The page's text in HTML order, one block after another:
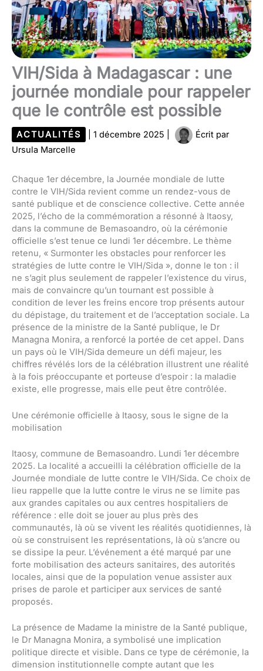
VIH/Sida à Madagascar : une
journée mondiale pour rappeler
que le contrôle est possible
ACTUALITÉS 1 décembre 2025
Écrit par
Ursula Marcelle
Chaque 1er décembre, la Journée mondiale de lutte
contre le VIH/Sida revient comme un rendez-vous de
santé publique et de conscience collective. Cette année
2025, l’écho de la commémoration a résonné à Itaosy,
dans la commune de Bemasoandro, où la cérémonie
officielle s’est tenue ce lundi 1er décembre. Le thème
retenu, « Surmonter les obstacles pour renforcer les
stratégies de lutte contre le VIH/Sida », donne le ton : il
ne s’agit plus seulement de rappeler l’existence du virus,
mais de convaincre qu’un tournant est possible à
condition de lever les freins encore trop présents autour
du dépistage, du traitement et de l’acceptation sociale. La
présence de la ministre de la Santé publique, le Dr
Managna Monira, a renforcé la portée de cet appel. Dans
un pays où le VIH/Sida demeure un défi majeur, les
chiffres révélés lors de la célébration illustrent une réalité
à la fois préoccupante et porteuse d’espoir : la maladie
existe, elle progresse, mais elle peut être contrôlée.
Une cérémonie officielle à Itaosy, sous le signe de la
mobilisation
Itaosy, commune de Bemasoandro. Lundi 1er décembre
2025. La localité a accueilli la célébration officielle de la
Journée mondiale de lutte contre le VIH/Sida. Ce choix de
lieu rappelle que la lutte contre le virus ne se limite pas
aux grandes capitales ou aux centres hospitaliers de
référence : elle doit se jouer au plus près des
communautés, là où se vivent les réalités quotidiennes, là
où se construisent les représentations, là où s’ancre ou
se dissipe la peur. L’événement a été marqué par une
forte mobilisation des acteurs sanitaires, des autorités
locales, ainsi que de la population venue assister aux
prises de parole et participer aux services de santé
proposés.
La présence de Madame la ministre de la Santé publique,
le Dr Managna Monira, a symbolisé une implication
politique directe et visible. Dans ce type de cérémonie, la
dimension institutionnelle compte autant que les